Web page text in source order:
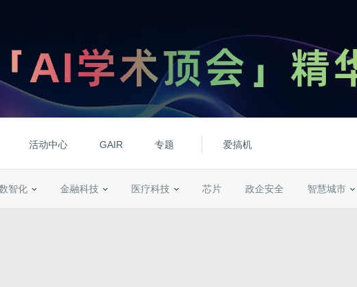
活动中心 GAIR 专题 爱搞机
智化 金融科技 医疗科技 芯片 政企安全 智慧城市